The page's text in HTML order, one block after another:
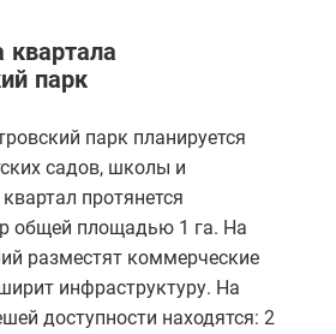
квартала
парк
парк планируется
садов, школы и
протянется
общей площадью 1 га. На
разместят коммерческие
инфраструктуру. На
доступности находятся: 2